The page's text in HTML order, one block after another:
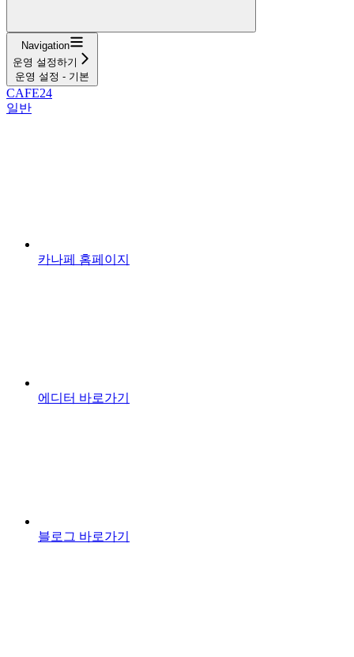
Navigation
운영 설정하기
운영 설정 - 기본
CAFE24
일반
카나페 홈페이지
에디터 바로가기
블로그 바로가기